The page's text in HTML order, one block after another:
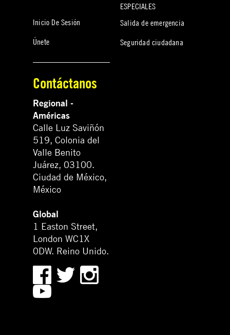
Inicio De Sesión
Únete
ESPECIALES
Salida de emergencia
Seguridad ciudadana
Contáctanos
Regional -
Américas
Calle Luz Saviñón
519, Colonia del
Valle Benito
Juárez, 03100.
Ciudad de México,
México
Global
1 Easton Street,
London WC1X
0DW. Reino Unido.